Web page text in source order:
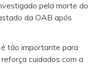
pela morte do
da OAB após
tão importante para
cuidados com a